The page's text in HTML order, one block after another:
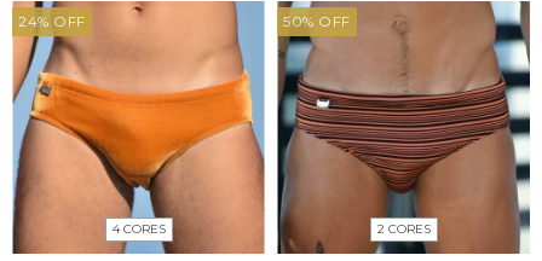
24% OFF
4 CORES
50% OFF
2 CORES